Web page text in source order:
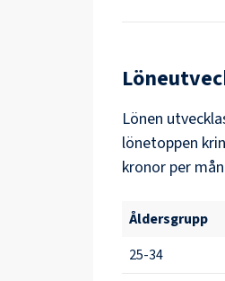
Lönen
lönetoppen
kronor per
Åldersgrupp
25-34